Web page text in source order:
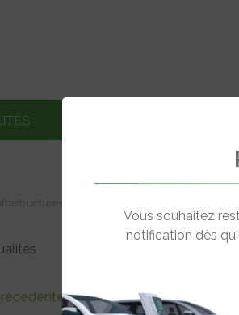
Vous souhaitez
notification dès